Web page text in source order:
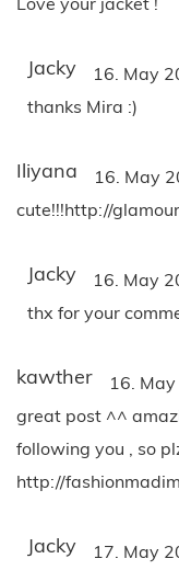
Jacky 16. May
thanks Mira :)
Iliyana 16. May
cute!!!http://
Jacky 16. May
thx for your
kawther 16.
great post ^^
following you , so
http://
Jacky 17. May